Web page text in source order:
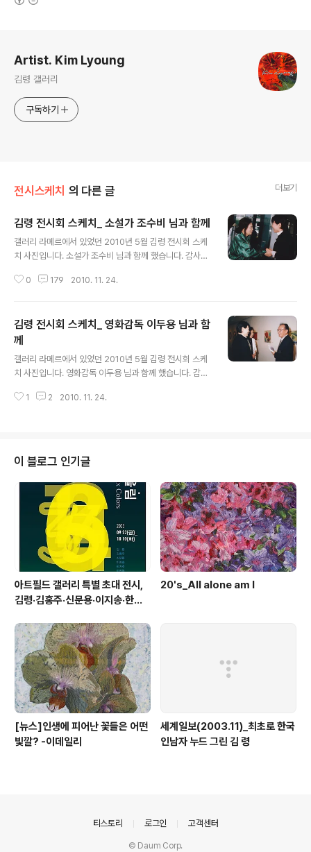
Artist. Kim Lyoung
김령 갤러리
구독하기
전시스케치 의 다른 글 더보기
김령 전시회 스케치_ 소설가 조수비 님과 함께
갤러리 라메르에서 있었던 2010년 5월 김령 전시회 스케
치 사진입니다. 소설가 조수비 님과 함께 했습니다. 감사합
0 179 2010. 11. 24.
김령 전시회 스케치_ 영화감독 이두용 님과 함
께
갤러리 라메르에서 있었던 2010년 5월 김령 전시회 스케
치 사진입니다. 영화감독 이두용 님과 함께 했습니다. 감사
1 2 2010. 11. 24.
이 블로그 인기글
아트필드 갤러리 특별 초대 전시,
김령·김홍주·신문용·이지송·한기
20's_All alone am I
[뉴스]인생에 피어난 꽃들은 어떤
빛깔? -이데일리
세계일보(2003.11)_최초로 한국
인남자 누드 그린 김 령
티스토리 로그인 고객센터
© Daum Corp.